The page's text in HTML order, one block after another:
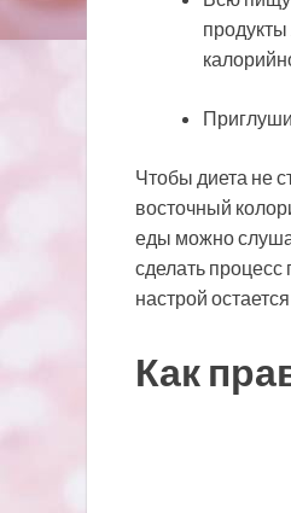
Чтобы диета не
восточный
еды можно
сделать
настрой
Как